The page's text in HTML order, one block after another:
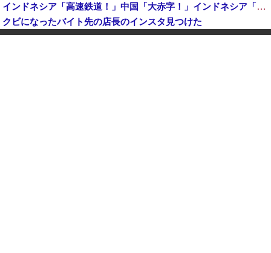
インドネシア「高速鉄道！」中国「大赤字！」インドネシア「運営会社の株式購入！（負債対策」中国「はい（巨額負債」インドネシア「700km延伸計画！（実質中止」→
クビになったバイト先の店長のインスタ見つけた
【速報】 高市政権、エース級の財務官僚・一松旬氏を左遷「彼は協力的でなかった」財務省の言いなりではないことが判明